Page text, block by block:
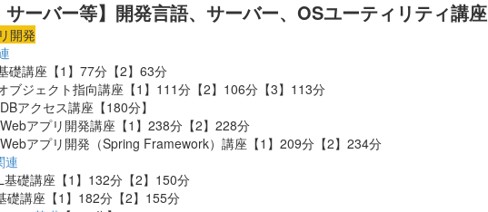
サーバー等】開発言語、サーバー、OSユーティリティ講座
開発
礎講座【1】77分【2】63分
ブジェクト指向講座【1】111分【2】106分【3】113分
アクセス講座【180分】
アプリ開発講座【1】238分【2】228分
アプリ開発（Spring Framework）講座 【1】209分【2】234分
連
基礎講座【1】132分【2】150分
礎講座【1】182分【2】155分